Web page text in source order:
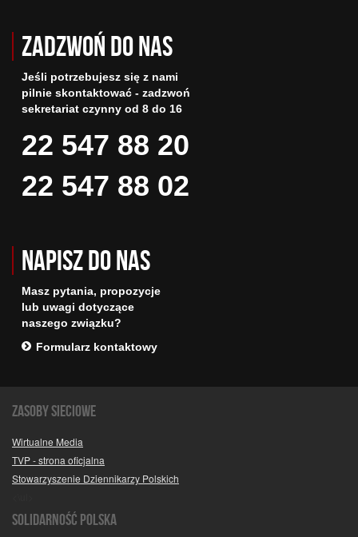
Zadzwoń do nas
Jeśli potrzebujesz się z nami
pilnie skontaktować - zadzwoń
sekretariat czynny od 8 do 16
22 547 88 20
22 547 88 02
Napisz do nas
Masz pytania, propozycje
lub uwagi dotyczące
naszego związku?
Formularz kontaktowy
Zasoby sieciowe
Wirtualne Media
TVP - strona oficjalna
Stowarzyszenie Dziennikarzy Polskich
SOLIDARNOŚĆ POLSKA